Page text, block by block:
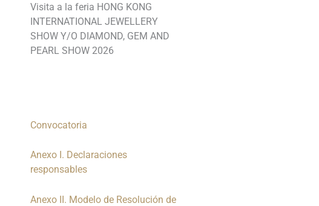
Visita a la feria HONG KONG
INTERNATIONAL JEWELLERY
SHOW Y/O DIAMOND, GEM AND
PEARL SHOW 2026
Convocatoria
Anexo I. Declaraciones
responsables
Anexo II. Modelo de Resolución de